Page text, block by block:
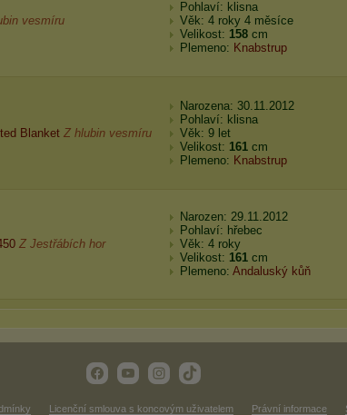
vesmíru
Pohlaví: klisna
Věk: 4 roky 4 měsíce
Velikost: 158 cm
Plemeno: Knabstrup
Blanket Z hlubin vesmíru
Narozena: 30.11.2012
Pohlaví: klisna
Věk: 9 let
Velikost: 161 cm
Plemeno: Knabstrup
Z Jestřábích hor
Narozen: 29.11.2012
Pohlaví: hřebec
Věk: 4 roky
Velikost: 161 cm
Plemeno: Andaluský kůň
Licenční smlouva s koncovým uživatelem Právní informace